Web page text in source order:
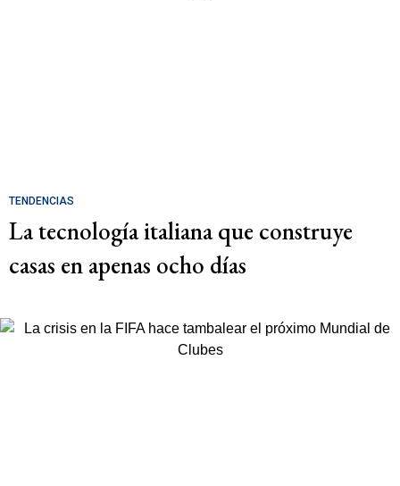
TENDENCIAS
La tecnología italiana que construye
casas en apenas ocho días